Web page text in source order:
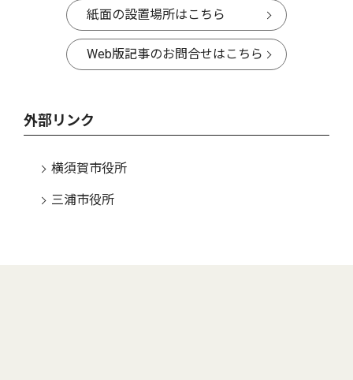
紙面の設置場所はこちら
Web版記事のお問合せはこちら
外部リンク
横須賀市役所
三浦市役所